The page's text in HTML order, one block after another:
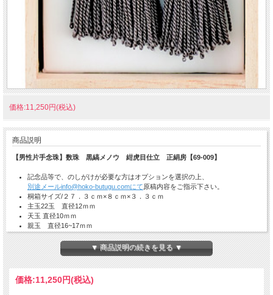
価格:11,250円(税込)
商品説明
【男性片手念珠】数珠 黒縞メノウ 紺虎目仕立 正絹房【69-009】
記念品等で、のしがけが必要な方はオプションを選択の上、
別途メールinfo@hoko-butugu.comにて原稿内容をご指示下さい。
桐箱サイズ/２７．３ｃｍ×８ｃｍ×３．３ｃｍ
主玉22玉 直径12ｍｍ
天玉 直径10ｍｍ
親玉 直径16~17ｍｍ
親珠文字入、天珠の別材質仕様、紐の色などのご要望もお見積りいたし
ます。
▼ 商品説明の続きを見る ▼
価格:11,250円(税込)